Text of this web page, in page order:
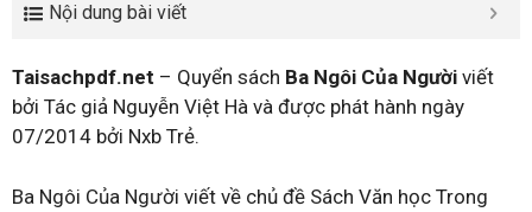
Nội dung bài viết
Taisachpdf.net – Quyển sách Ba Ngôi Của Người viết
bởi Tác giả Nguyễn Việt Hà và được phát hành ngày
07/2014 bởi Nxb Trẻ.
Ba Ngôi Của Người viết về chủ đề Sách Văn học Trong